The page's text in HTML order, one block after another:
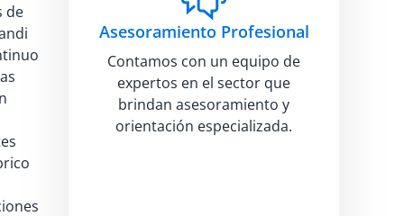
de
Asesoramiento Profesional
Contamos con un equipo de
expertos en el sector que
brindan asesoramiento y
orientación especializada.